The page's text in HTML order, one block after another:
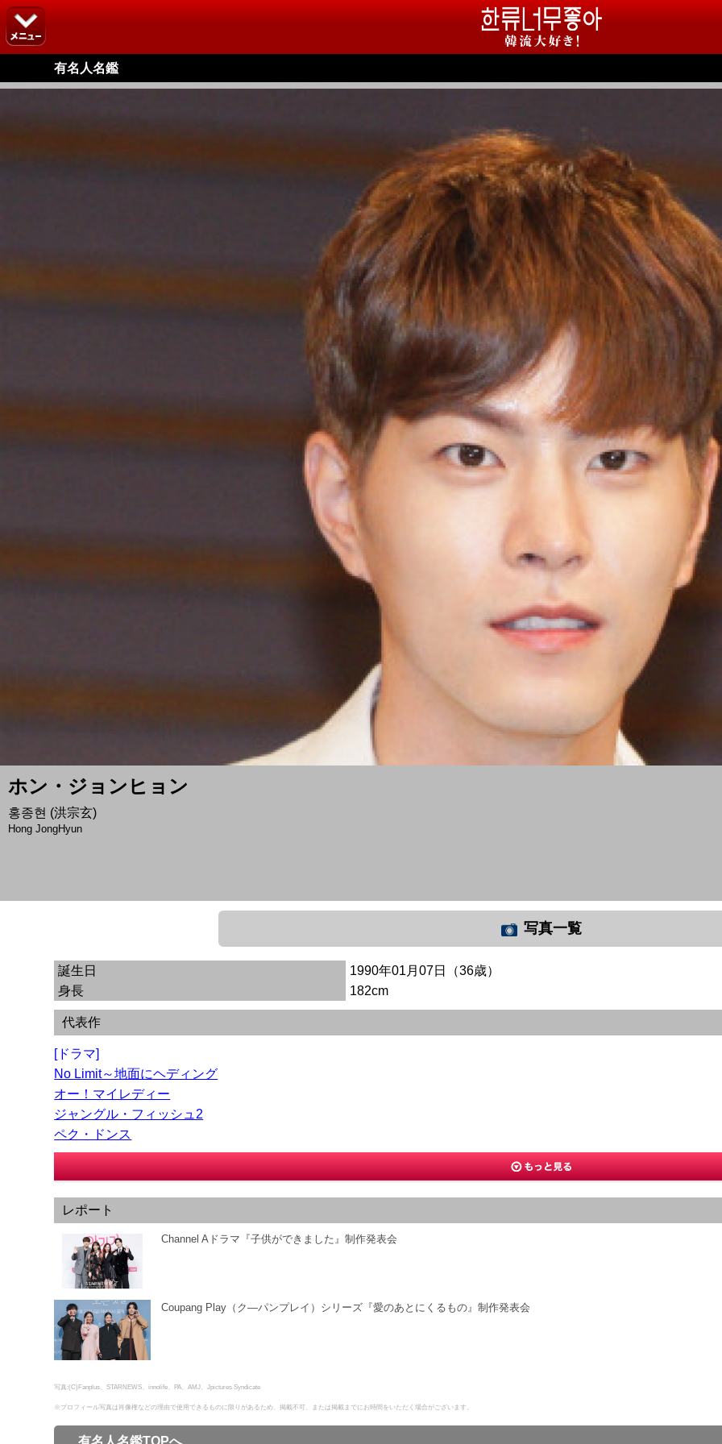
有名人名鑑
ホン・ジョンヒョン
홍종현 (洪宗玄)
Hong JongHyun
写真一覧
誕生日
1990年01月07日（36歳）
身長
182cm
代表作
[ドラマ]
No Limit～地面にヘディング
オー！マイレディー
ジャングル・フィッシュ2
ペク・ドンス
レポート
Channel Aドラマ『子供ができました』制作発表会
Coupang Play（ク―パンプレイ）シリーズ『愛のあとにくるもの』制作発表会
写真:(C)Fanplus、STARNEWS、innolife、PA、AMJ、Jpictures Syndicate
※プロフィール写真は肖像権などの理由で使用できるものに限りがあるため、掲載不可、または掲載までにお時間をいただく場合がございます。